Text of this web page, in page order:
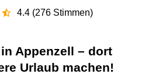
4.4 (276 Stimmen)
Appenzell – dort
Urlaub machen!